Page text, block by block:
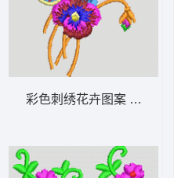
彩色刺绣花卉图案 简单花